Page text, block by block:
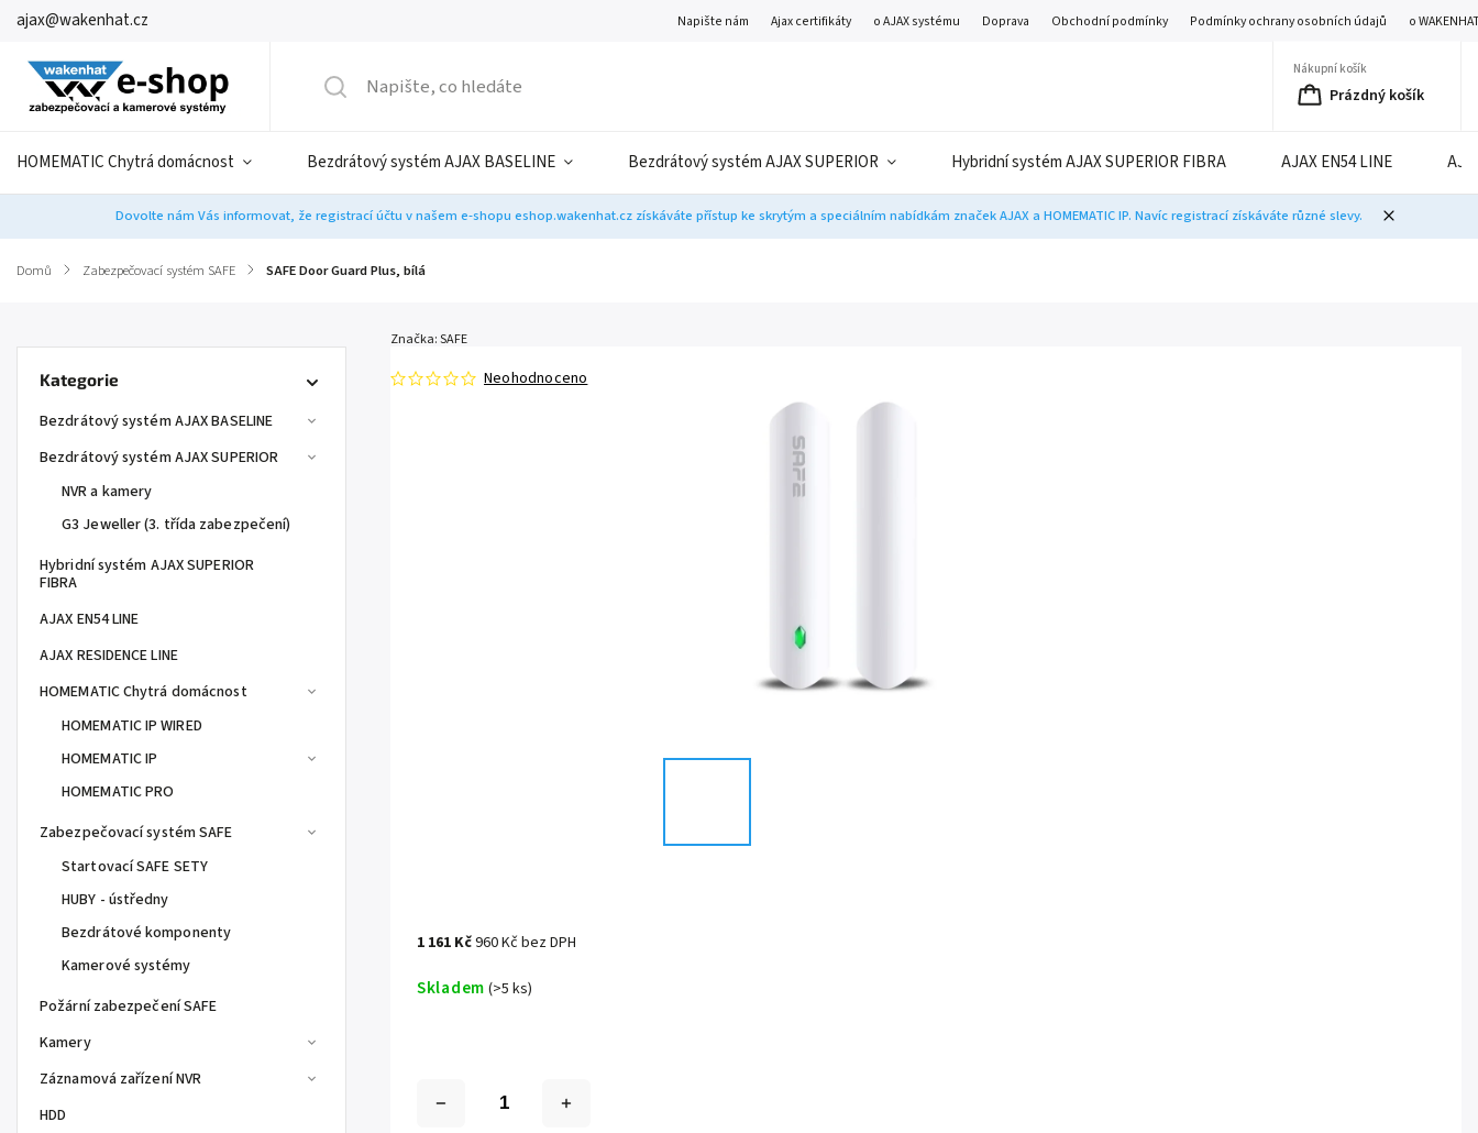
ajax@wakenhat.cz Napište nám Ajax certifikáty o AJAX systému Doprava Obchodní podmínky Podmínky ochrany osobních údajů o
Nákupní košík
Prázdný košík
HOMEMATIC Chytrá domácnost Bezdrátový systém AJAX BASELINE Bezdrátový systém AJAX SUPERIOR Hybridní systém AJAX SUPERIOR FIBRA AJAX EN54 LINE
Dovolte nám Vás informovat, že registrací účtu v našem e-shopu eshop.wakenhat.cz získáváte přístup ke skrytým a speciálním nabídkám značek AJAX a HOMEMATIC IP. Navíc registrací získáváte různé slevy.
Domů / Zabezpečovací systém SAFE / SAFE Door Guard Plus, bílá
Kategorie
Bezdrátový systém AJAX BASELINE
Bezdrátový systém AJAX SUPERIOR
NVR a kamery
G3 Jeweller (3. třída zabezpečení)
Hybridní systém AJAX SUPERIOR
FIBRA
AJAX EN54 LINE
AJAX RESIDENCE LINE
HOMEMATIC Chytrá domácnost
HOMEMATIC IP WIRED
HOMEMATIC IP
HOMEMATIC PRO
Zabezpečovací systém SAFE
Startovací SAFE SETY
HUBY - ústředny
Bezdrátové komponenty
Kamerové systémy
Požární zabezpečení SAFE
Kamery
Záznamová zařízení NVR
HDD
Neohodnoceno
Značka:SAFE
1 161 Kč960 Kč bez DPH
Skladem (>5 ks)